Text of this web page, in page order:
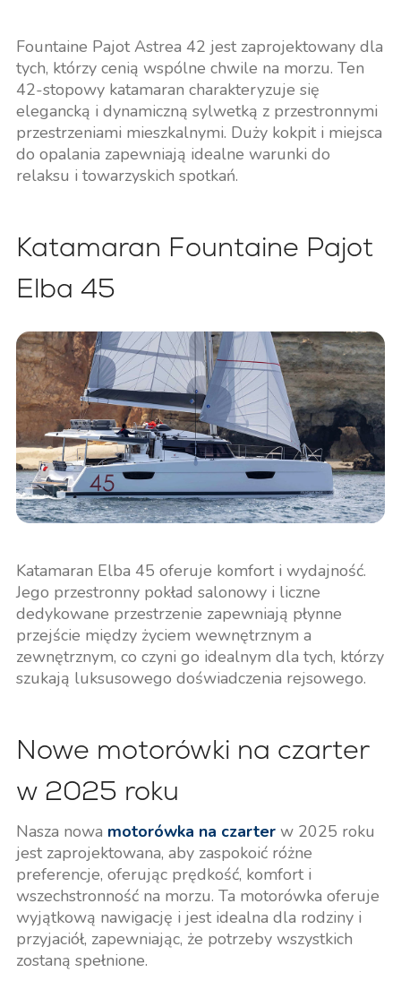
Fountaine Pajot Astrea 42 jest zaprojektowany dla
tych, którzy cenią wspólne chwile na morzu. Ten
42-stopowy katamaran charakteryzuje się
elegancką i dynamiczną sylwetką z przestronnymi
przestrzeniami mieszkalnymi. Duży kokpit i miejsca
do opalania zapewniają idealne warunki do
relaksu i towarzyskich spotkań.
Katamaran Fountaine Pajot
Elba 45
Katamaran Elba 45 oferuje komfort i wydajność.
Jego przestronny pokład salonowy i liczne
dedykowane przestrzenie zapewniają płynne
przejście między życiem wewnętrznym a
zewnętrznym, co czyni go idealnym dla tych, którzy
szukają luksusowego doświadczenia rejsowego.
Nowe motorówki na czarter
w 2025 roku
Nasza nowa motorówka na czarterw 2025 roku
jest zaprojektowana, aby zaspokoić różne
preferencje, oferując prędkość, komfort i
wszechstronność na morzu. Ta motorówka oferuje
wyjątkową nawigację i jest idealna dla rodziny i
przyjaciół, zapewniając, że potrzeby wszystkich
zostaną spełnione.